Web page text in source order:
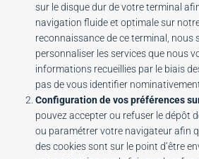
sur le disque dur de votre terminal
navigation fluide et optimale sur
reconnaissance de ce terminal, nous
personnaliser les services que nous
informations recueillies par le biais
pas de vous identifier
Configuration de vos préférences
pouvez accepter ou refuser le dépôt
ou paramétrer votre navigateur afin
des cookies sont sur le point d’être